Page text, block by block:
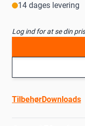
14 dages levering
Log ind for at se din pris
TilbehørDownloads